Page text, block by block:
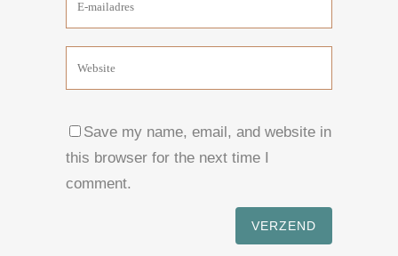
Save my name, email, and website in
this browser for the next time I
comment.